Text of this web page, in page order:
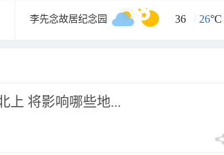
李先念故居纪念园 36 / 26°C
上 将影响哪些地...